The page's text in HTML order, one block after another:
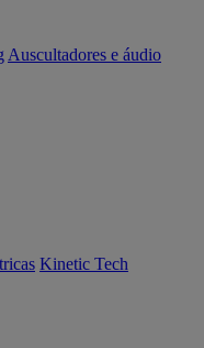
Auscultadores e áudio
Kinetic Tech